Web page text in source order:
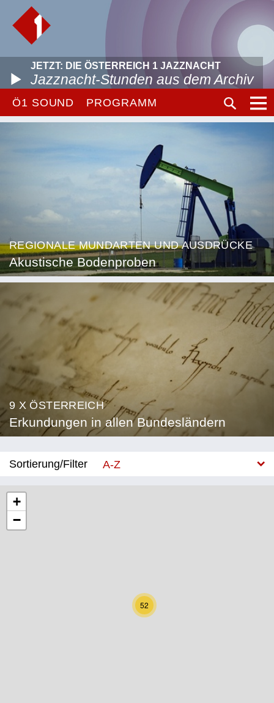
JETZT: DIE ÖSTERREICH 1 JAZZNACHT
Jazznacht-Stunden aus dem Archiv
Ö1 SOUND PROGRAMM
REGIONALE MUNDARTEN UND AUSDRÜCKE
Akustische Bodenproben
9 X ÖSTERREICH
Erkundungen in allen Bundesländern
Sortierung/Filter
A-Z
Niederösterreich
Oberösterreich
52
+
−